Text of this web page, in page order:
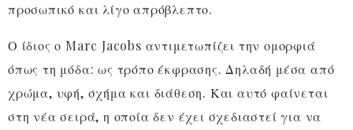
προσωπικό και λίγο απρόβλεπτο.
Ο ίδιος ο Marc Jacobs αντιμετωπίζει την ομορφιά
όπως τη μόδα: ως τρόπο έκφρασης. Δηλαδή μέσα από
χρώμα, υφή, σχήμα και διάθεση. Και αυτό φαίνεται
στη νέα σειρά, η οποία δεν έχει σχεδιαστεί για να